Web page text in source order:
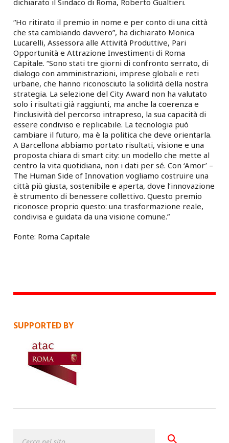
“Ho ritirato il premio in nome e per conto di una città
che sta cambiando davvero”, ha dichiarato Monica
Lucarelli, Assessora alle Attività Produttive, Pari
Opportunità e Attrazione Investimenti di Roma
Capitale. “Sono stati tre giorni di confronto serrato, di
dialogo con amministrazioni, imprese globali e reti
urbane, che hanno riconosciuto la solidità della nostra
strategia. La selezione del City Award non ha valutato
solo i risultati già raggiunti, ma anche la coerenza e
l’inclusività del percorso intrapreso, la sua capacità di
essere condiviso e replicabile. La tecnologia può
cambiare il futuro, ma è la politica che deve orientarla.
A Barcellona abbiamo portato risultati, visione e una
proposta chiara di smart city: un modello che mette al
centro la vita quotidiana, non i dati per sé. Con ‘Amor’ –
The Human Side of Innovation vogliamo costruire una
città più giusta, sostenibile e aperta, dove l’innovazione
è strumento di benessere collettivo. Questo premio
riconosce proprio questo: una trasformazione reale,
condivisa e guidata da una visione comune.”
Fonte: Roma Capitale
SUPPORTED BY